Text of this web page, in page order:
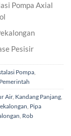
Pompa Axial
Pesisir
Pompa,
Air, Kandang Panjang,
, Pipa
, Rob